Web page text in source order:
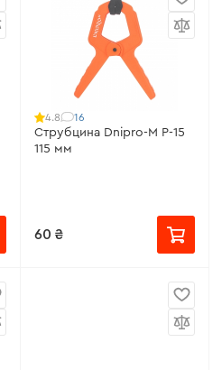
4.8 16
Струбцина Dnipro-M P-15
115 мм
60 ₴